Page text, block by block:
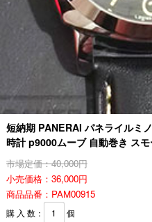
短納期 PANERAI パネライルミ
時計 p9000ムーブ 自動巻き ス
市場定価：40,000円
小売価格：36,000円
商品品番：PAM00915
購 入 数： 個